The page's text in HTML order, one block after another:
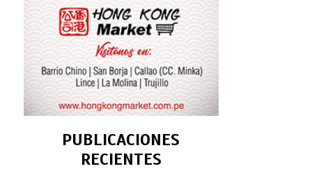
PUBLICACIONES
RECIENTES